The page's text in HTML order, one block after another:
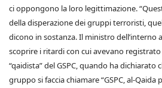
ci oppongono la loro legittimazione.
della disperazione dei gruppi terroristi,
dicono in sostanza. Il ministro dell’interno
scoprire i ritardi con cui avevano
“qaidista” del GSPC, quando ha dichiarato
gruppo si faccia chiamare “GSPC, al-